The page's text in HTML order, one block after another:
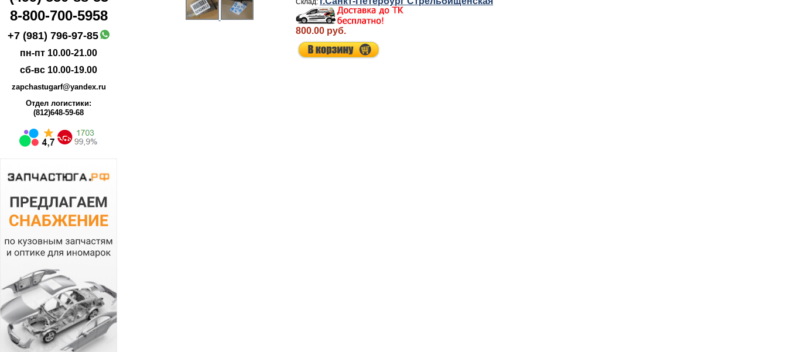
8-800-700-5958
+7 (981) 796-97-85
пн-пт 10.00-21.00
сб-вс 10.00-19.00
zapchastugarf@yandex.ru
Отдел логистики:
(812)648-59-68
800.00 руб.